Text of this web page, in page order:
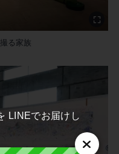
る家族
LINEでお届けし